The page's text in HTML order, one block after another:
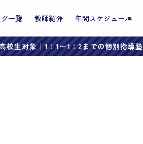
一覧 教師紹介 年間スケジュール
校生対象｜1：1〜1：2までの個別指導塾